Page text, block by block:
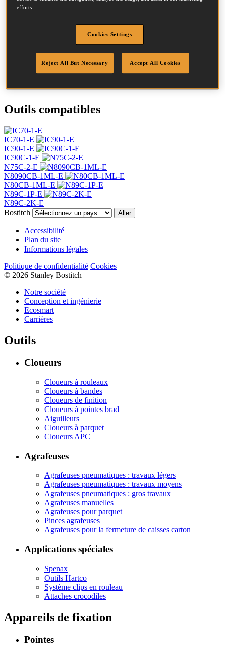
Diamètre
55 mm
Acier clair
Finition
Brillant
Quantité par boîte 9900
Outils compatibles
IC70-1-E
IC90-1-E
IC90C-1-E
N75C-2-E
N8090CB-1ML-E
N80CB-1ML-E
N89C-1P-E
N89C-2K-E
Bostitch
Aller
Accessibilité
Plan du site
Informations légales
Politique de confidentialité Cookies
© 2026 Stanley Bostitch
Notre société
Conception et ingénierie
Ecosmart
Carrières
Outils
Cloueurs
Cloueurs à rouleaux
Cloueurs à bandes
Cloueurs de finition
Cloueurs à pointes brad
Aiguilleurs
Cloueurs à parquet
Cloueurs APC
Agrafeuses
Agrafeuses pneumatiques : travaux légers
Agrafeuses pneumatiques : travaux moyens
Agrafeuses pneumatiques : gros travaux
Agrafeuses manuelles
Agrafeuses pour parquet
Pinces agrafeuses
Agrafeuses pour la fermeture de caisses carton
Applications spéciales
Spenax
Outils Hartco
Système clips en rouleau
Attaches crocodiles
Appareils de fixation
Pointes
efforts.
Cookies Settings
Reject All But Necessary Accept All Cookies